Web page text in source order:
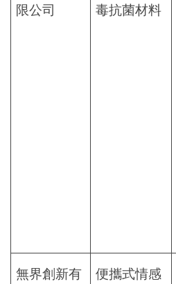
限公司
毒抗菌材料
無界創新有
便攜式情感